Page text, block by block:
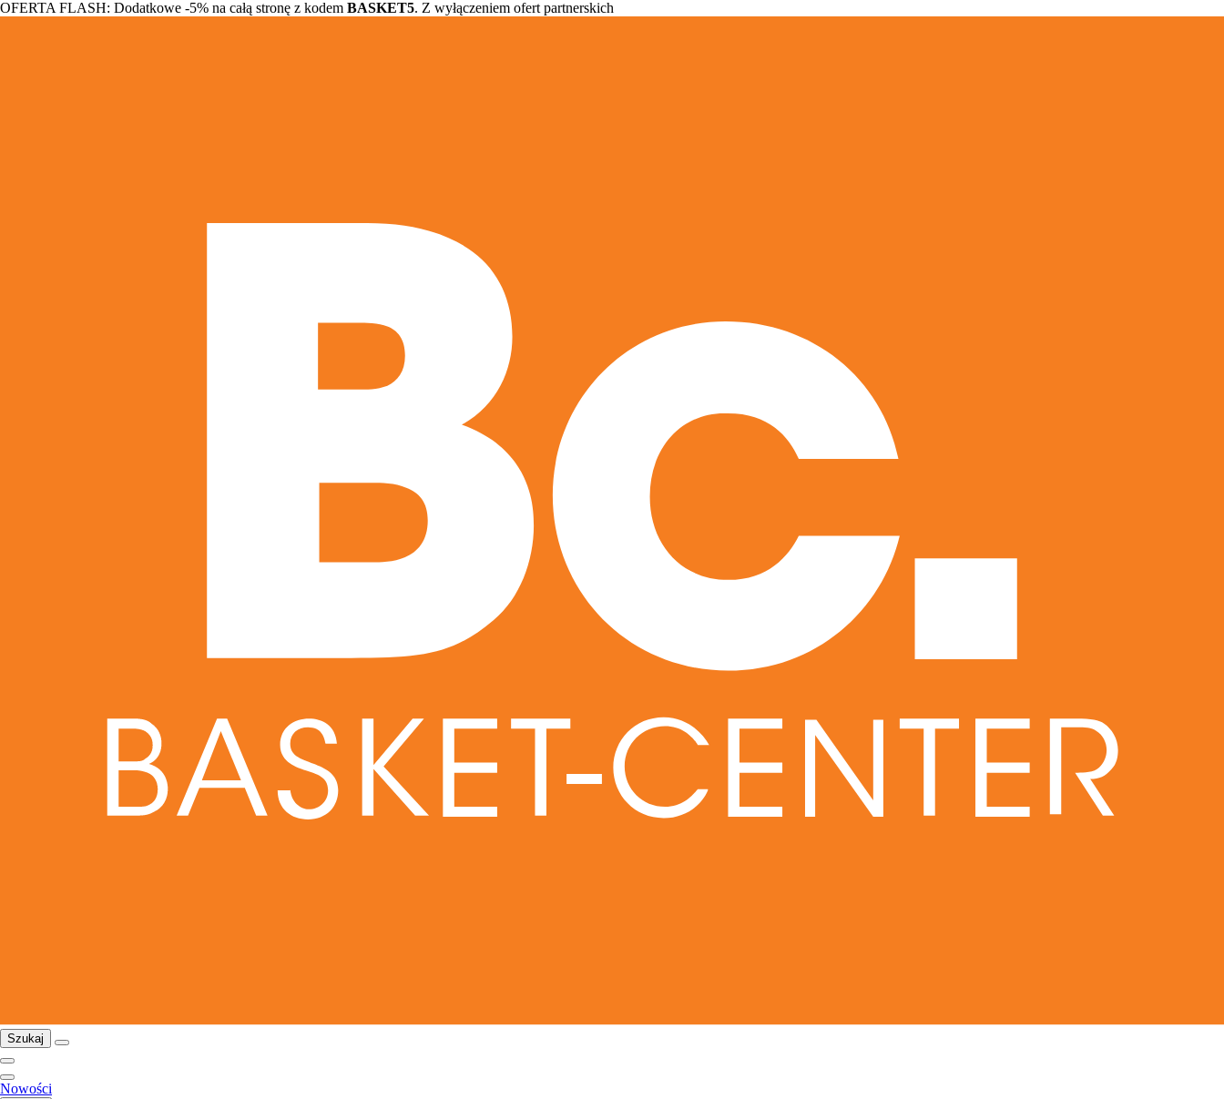
OFERTA FLASH: Dodatkowe -5% na całą stronę z kodem BASKET5. Z wyłączeniem ofert partnerskich
Szukaj
Nowości